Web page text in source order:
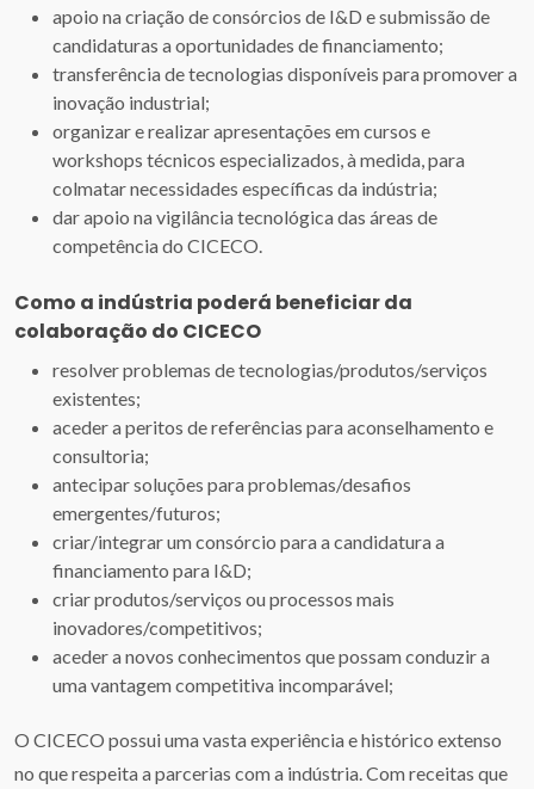
apoio na criação de consórcios de I&D e submissão de
candidaturas a oportunidades de financiamento;
transferência de tecnologias disponíveis para promover a
inovação industrial;
organizar e realizar apresentações em cursos e
workshops técnicos especializados, à medida, para
colmatar necessidades específicas da indústria;
dar apoio na vigilância tecnológica das áreas de
competência do CICECO.
Como a indústria poderá beneficiar da
colaboração do CICECO
resolver problemas de tecnologias/produtos/serviços
existentes;
aceder a peritos de referências para aconselhamento e
consultoria;
antecipar soluções para problemas/desafios
emergentes/futuros;
criar/integrar um consórcio para a candidatura a
financiamento para I&D;
criar produtos/serviços ou processos mais
inovadores/competitivos;
aceder a novos conhecimentos que possam conduzir a
uma vantagem competitiva incomparável;
O CICECO possui uma vasta experiência e histórico extenso
no que respeita a parcerias com a indústria. Com receitas que